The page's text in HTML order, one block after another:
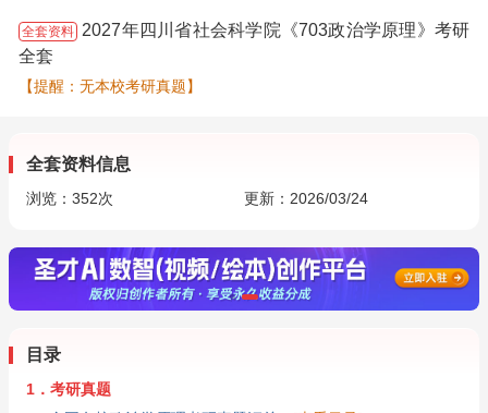
全套资料 2027年四川省社会科学院《703政治学原理》考研
全套
【提醒：无本校考研真题】
全套资料信息
浏览： 352次 更新：2026/03/24
目录
1．考研真题